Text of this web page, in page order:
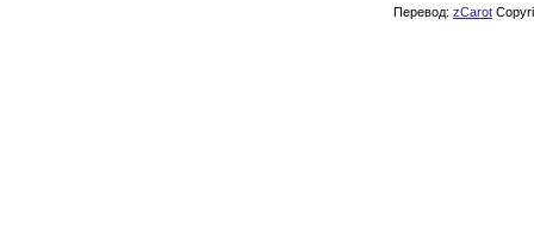
Перевод: zCarot